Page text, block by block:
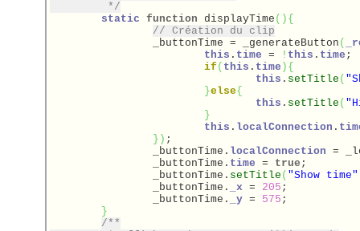
	 */
static function displayTime ( ) {
// Création du clip
		_buttonTime = _generateButton
(
this . time = ! this . time ;
if ( this . time ) {
this . setTitle (
}else{
this . setTitle (
}
this . localConnection .
} ) ;
		_buttonTime.
localConnection =
		_buttonTime.
time = true ;
		_buttonTime.
setTitle ( "Show time"
		_buttonTime.
_x = 205 ;
		_buttonTime.
_y = 575 ;
}
/**